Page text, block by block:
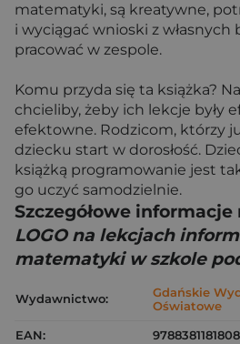
matematyki, są kreatywne,
i wyciągać wnioski z własnych
pracować w zespole.
Komu przyda się ta książka?
chcieliby, żeby ich lekcje były
efektowne. Rodzicom, którzy
dziecku start w dorosłość.
książką programowanie jest
go uczyć samodzielnie.
Szczegółowe
LOGO na lekcjach
matematyki w szkole
Wydawnictwo:
Gdańskie
Oświatowe
EAN:
9788381181808